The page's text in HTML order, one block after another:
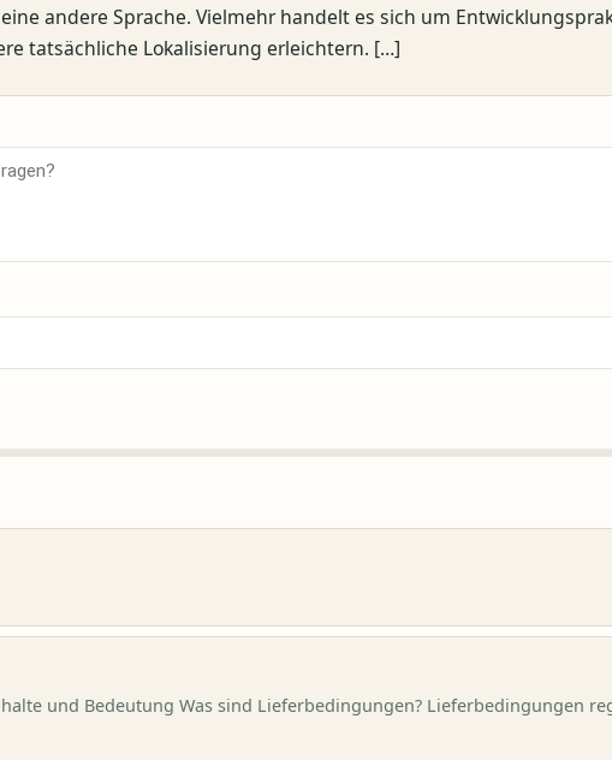
andere Sprache. Vielmehr handelt es sich um
tatsächliche Lokalisierung erleichtern. […]
und Bedeutung Was sind Lieferbedingungen? Lieferbedingungen